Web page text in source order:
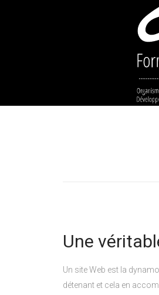
Une
Un site Web est la
détenant et cela en